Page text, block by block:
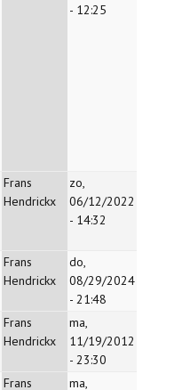
- 12:25
Frans
Hendrickx
zo,
06/12/2022
- 14:32
Frans
Hendrickx
do,
08/29/2024
- 21:48
Frans
Hendrickx
ma,
11/19/2012
- 23:30
Frans
ma,